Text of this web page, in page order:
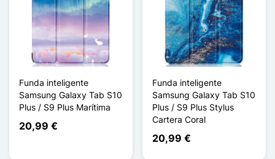
Funda inteligente
Samsung Galaxy Tab S10
Plus / S9 Plus Marítima
20,99 €
Funda inteligente
Samsung Galaxy Tab S10
Plus / S9 Plus Stylus
Cartera Coral
20,99 €